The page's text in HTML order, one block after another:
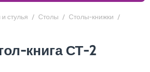
стулья / Столы / Столы-книжки /
книга СТ-2